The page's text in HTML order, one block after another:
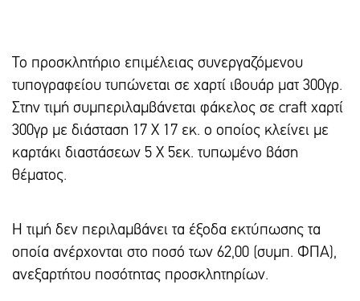
Το προσκλητήριο επιμέλειας συνεργαζόμενου
τυπογραφείου τυπώνεται σε χαρτί ιβουάρ ματ 300γρ.
Στην τιμή συμπεριλαμβάνεται φάκελος σε craft χαρτί
300γρ με διάσταση 17 Χ 17 εκ. ο οποίος κλείνει με
καρτάκι διαστάσεων 5 Χ 5εκ. τυπωμένο βάση
θέματος.
Η τιμή δεν περιλαμβάνει τα έξοδα εκτύπωσης τα
οποία ανέρχονται στο ποσό των 62,00 (συμπ. ΦΠΑ),
ανεξαρτήτου ποσότητας προσκλητηρίων.